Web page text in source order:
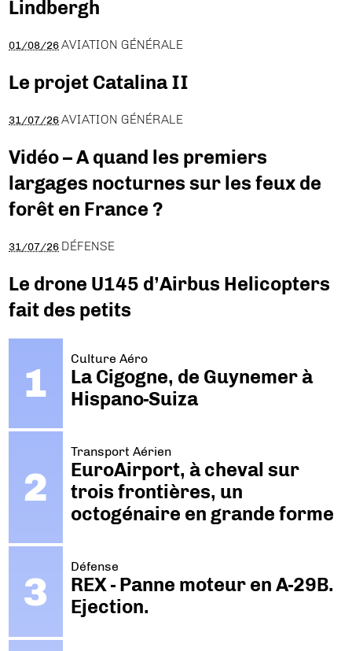
Lindbergh
01/08/26 AVIATION GÉNÉRALE
Le projet Catalina II
31/07/26 AVIATION GÉNÉRALE
Vidéo – A quand les premiers
largages nocturnes sur les feux de
forêt en France ?
31/07/26 DÉFENSE
Le drone U145 d’Airbus Helicopters
fait des petits
Culture Aéro
La Cigogne, de Guynemer à
Hispano-Suiza
Transport Aérien
EuroAirport, à cheval sur
trois frontières, un
octogénaire en grande forme
Défense
REX - Panne moteur en A-29B.
Ejection.